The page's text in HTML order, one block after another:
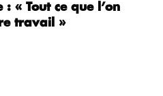
: « Tout ce que l’on
travail »